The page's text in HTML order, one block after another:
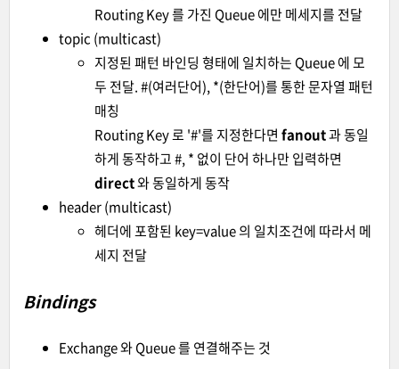
Routing Key 를 가진 Queue 에만 메세지를 전달
topic (multicast)
지정된 패턴 바인딩 형태에 일치하는 Queue 에 모
두 전달. #(여러단어), *(한단어)를 통한 문자열 패턴
매칭
Routing Key 로 '#'를 지정한다면 fanout과 동일
하게 동작하고 #, * 없이 단어 하나만 입력하면
direct와 동일하게 동작
header (multicast)
헤더에 포함된 key=value 의 일치조건에 따라서 메
세지 전달
Bindings
Exchange 와 Queue 를 연결해주는 것